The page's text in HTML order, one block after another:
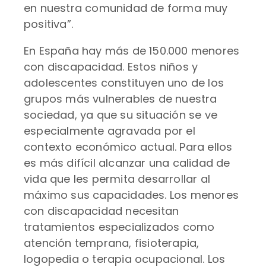
en nuestra comunidad de forma muy
positiva”.
En España hay más de 150.000 menores
con discapacidad. Estos niños y
adolescentes constituyen uno de los
grupos más vulnerables de nuestra
sociedad, ya que su situación se ve
especialmente agravada por el
contexto económico actual. Para ellos
es más difícil alcanzar una calidad de
vida que les permita desarrollar al
máximo sus capacidades. Los menores
con discapacidad necesitan
tratamientos especializados como
atención temprana, fisioterapia,
logopedia o terapia ocupacional. Los